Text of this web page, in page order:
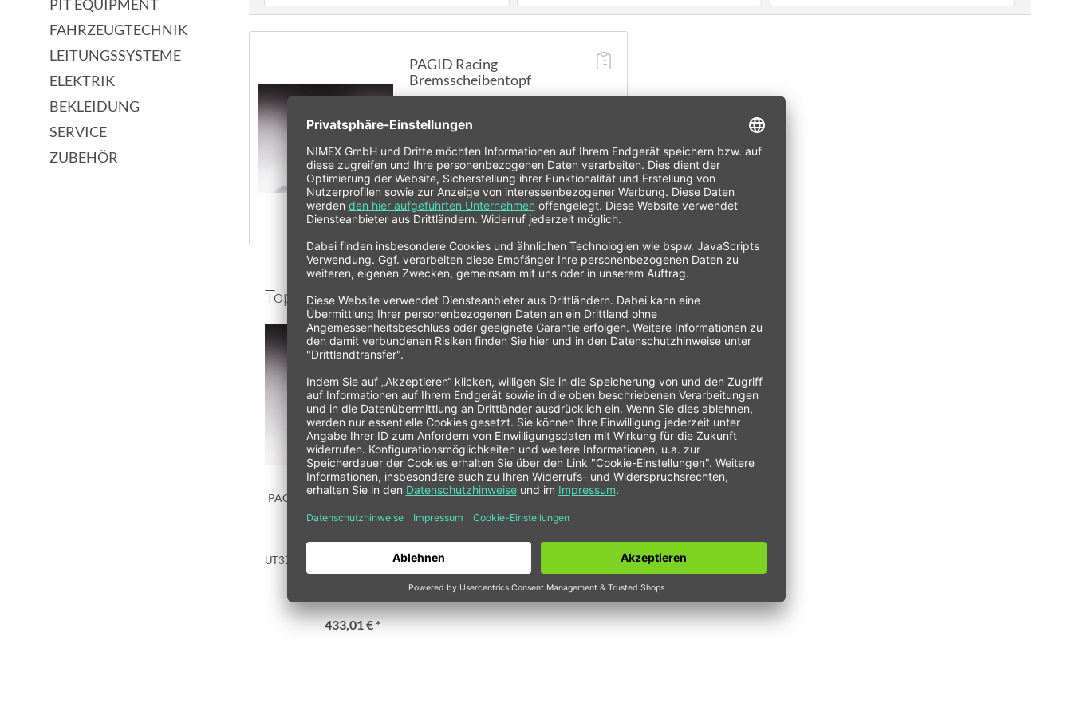
PIT EQUIPMENT
FAHRZEUGTECHNIK
LEITUNGSSYSTEME
ELEKTRIK
BEKLEIDUNG
SERVICE
ZUBEHÖR
PAGID Racing
Bremsscheibentopf
UT3780x340 (Audi / Seat / VW -
433,01 € *
Topseller
PAGID Racing Bremsscheibentopf
EB378120101
UT3780x340 (Audi / Seat / VW - Vorderachse)
433,01 € *